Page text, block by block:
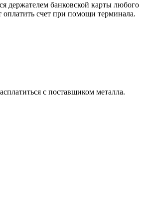
держателем банковской карты любого
оплатить счет при помощи терминала.
с поставщиком металла.